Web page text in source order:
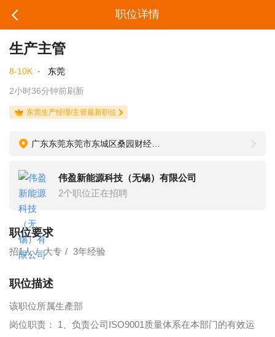
职位详情
生产主管
8-10K ·
东莞
2小时36分钟前刷新
东莞生产经理/主管最新职位
伟盈新能源科技（无锡）有限公司
2个职位正在招聘
职位要求
招1人 大专 3年经验
职位描述
该职位所属生產部
岗位职责： 1、负责公司ISO9001质量体系在本部门的有效运